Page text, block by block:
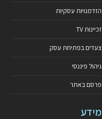
הזדמנויות עסקיות
זכיינות TV
צעדים בפתיחת עסק
ניהול פיננסי
פרסם באתר
מידע